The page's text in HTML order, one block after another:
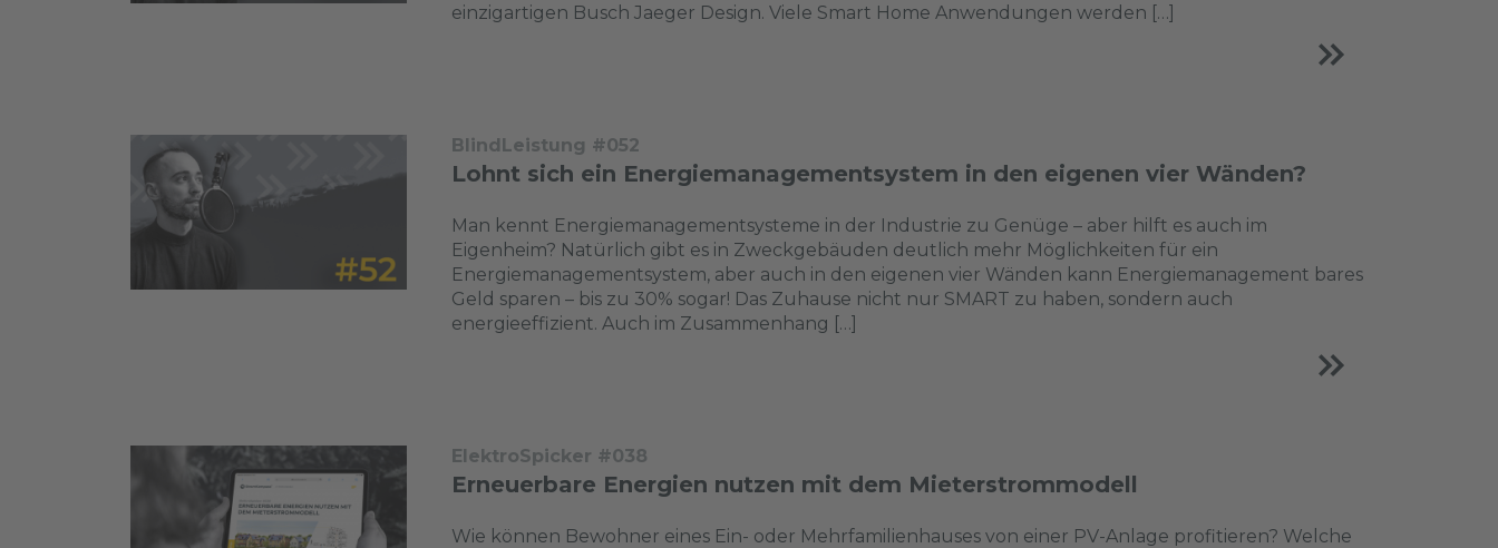
einzigartigen Busch Jaeger Design. Viele Smart Home Anwendungen werden […]
BlindLeistung #052
Lohnt sich ein Energiemanagementsystem in den eigenen vier Wänden?
Man kennt Energiemanagementsysteme in der Industrie zu Genüge – aber hilft es auch im
Eigenheim? Natürlich gibt es in Zweckgebäuden deutlich mehr Möglichkeiten für ein
Energiemanagementsystem, aber auch in den eigenen vier Wänden kann Energiemanagement bares
Geld sparen – bis zu 30% sogar! Das Zuhause nicht nur SMART zu haben, sondern auch
energieeffizient. Auch im Zusammenhang […]
ElektroSpicker #038
Erneuerbare Energien nutzen mit dem Mieterstrommodell
Wie können Bewohner eines Ein- oder Mehr­familienhauses von einer PV-Anlage profitieren? Welche